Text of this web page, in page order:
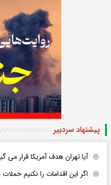
پیشنهاد سردبیر
آیا تهران هدف آمریکا قرار می
اگر این اقدامات را نکنیم